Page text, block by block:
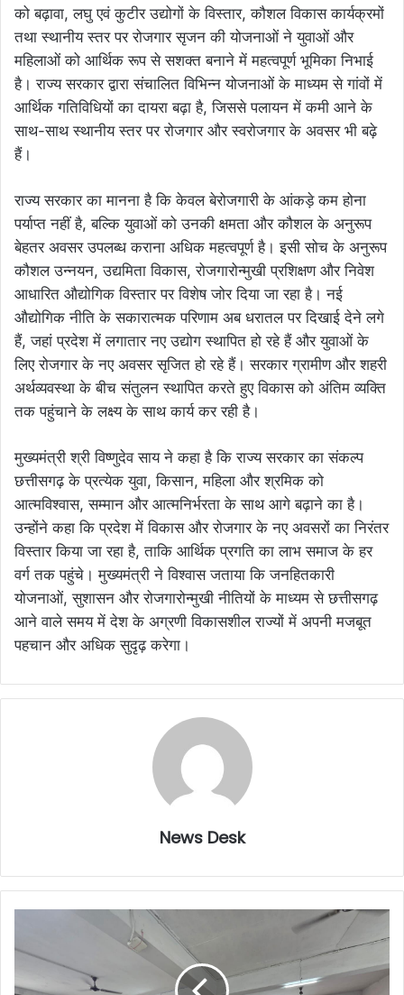
को बढ़ावा, लघु एवं कुटीर उद्योगों के विस्तार, कौशल विकास कार्यक्रमों
तथा स्थानीय स्तर पर रोजगार सृजन की योजनाओं ने युवाओं और
महिलाओं को आर्थिक रूप से सशक्त बनाने में महत्वपूर्ण भूमिका निभाई
है। राज्य सरकार द्वारा संचालित विभिन्न योजनाओं के माध्यम से गांवों में
आर्थिक गतिविधियों का दायरा बढ़ा है, जिससे पलायन में कमी आने के
साथ-साथ स्थानीय स्तर पर रोजगार और स्वरोजगार के अवसर भी बढ़े
हैं।
राज्य सरकार का मानना है कि केवल बेरोजगारी के आंकड़े कम होना
पर्याप्त नहीं है, बल्कि युवाओं को उनकी क्षमता और कौशल के अनुरूप
बेहतर अवसर उपलब्ध कराना अधिक महत्वपूर्ण है। इसी सोच के अनुरूप
कौशल उन्नयन, उद्यमिता विकास, रोजगारोन्मुखी प्रशिक्षण और निवेश
आधारित औद्योगिक विस्तार पर विशेष जोर दिया जा रहा है। नई
औद्योगिक नीति के सकारात्मक परिणाम अब धरातल पर दिखाई देने लगे
हैं, जहां प्रदेश में लगातार नए उद्योग स्थापित हो रहे हैं और युवाओं के
लिए रोजगार के नए अवसर सृजित हो रहे हैं। सरकार ग्रामीण और शहरी
अर्थव्यवस्था के बीच संतुलन स्थापित करते हुए विकास को अंतिम व्यक्ति
तक पहुंचाने के लक्ष्य के साथ कार्य कर रही है।
मुख्यमंत्री श्री विष्णुदेव साय ने कहा है कि राज्य सरकार का संकल्प
छत्तीसगढ़ के प्रत्येक युवा, किसान, महिला और श्रमिक को
आत्मविश्वास, सम्मान और आत्मनिर्भरता के साथ आगे बढ़ाने का है।
उन्होंने कहा कि प्रदेश में विकास और रोजगार के नए अवसरों का निरंतर
विस्तार किया जा रहा है, ताकि आर्थिक प्रगति का लाभ समाज के हर
वर्ग तक पहुंचे। मुख्यमंत्री ने विश्वास जताया कि जनहितकारी
योजनाओं, सुशासन और रोजगारोन्मुखी नीतियों के माध्यम से छत्तीसगढ़
आने वाले समय में देश के अग्रणी विकासशील राज्यों में अपनी मजबूत
पहचान और अधिक सुदृढ़ करेगा।
News Desk